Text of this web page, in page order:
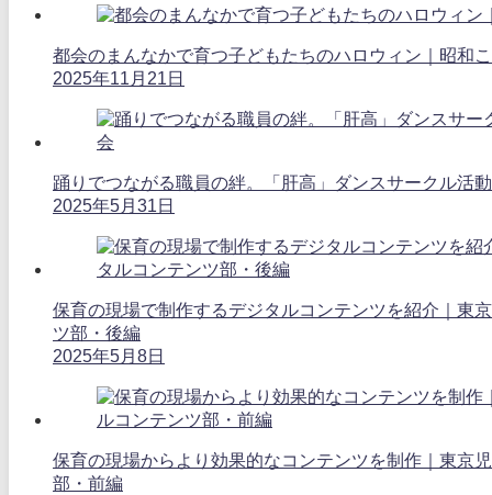
都会のまんなかで育つ子どもたちのハロウィン｜昭和
2025年11月21日
踊りでつながる職員の絆。「肝高」ダンスサークル活
2025年5月31日
保育の現場で制作するデジタルコンテンツを紹介｜東
ツ部・後編
2025年5月8日
保育の現場からより効果的なコンテンツを制作｜東京
部・前編